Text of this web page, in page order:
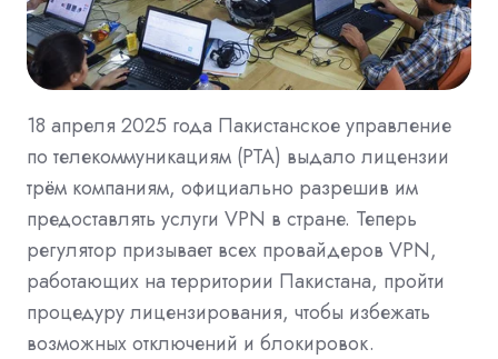
18 апреля 2025 года Пакистанское управление
по телекоммуникациям (PTA) выдало лицензии
трём компаниям, официально разрешив им
предоставлять услуги VPN в стране. Теперь
регулятор призывает всех провайдеров VPN,
работающих на территории Пакистана, пройти
процедуру лицензирования, чтобы избежать
возможных отключений и блокировок.